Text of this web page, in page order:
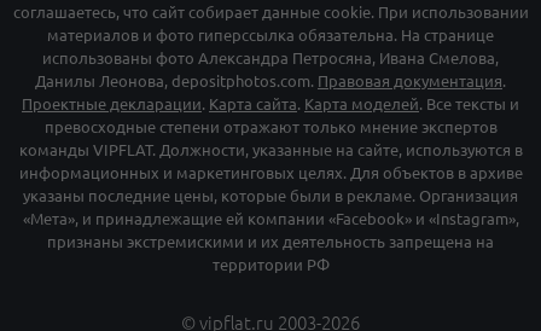
соглашаетесь, что сайт собирает данные cookie. При использовании
материалов и фото гиперссылка обязательна. На странице
использованы фото Александра Петросяна, Ивана Смелова,
Данилы Леонова, depositphotos.com. Правовая документация.
Проектные декларации. Карта сайта. Карта моделей. Все тексты и
превосходные степени отражают только мнение экспертов
команды VIPFLAT. Должности, указанные на сайте, используются в
информационных и маркетинговых целях. Для объектов в архиве
указаны последние цены, которые были в рекламе. Организация
«Мета», и принадлежащие ей компании «Facebook» и «Instagram»,
признаны экстремискими и их деятельность запрещена на
территории РФ
© vipflat.ru 2003-2026